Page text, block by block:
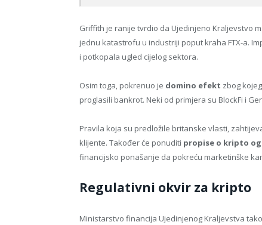
Griffith je ranije tvrdio da Ujedinjeno Kraljevstvo
jednu katastrofu u industriji poput kraha FTX-a.
i potkopala ugled cijelog sektora.
Osim toga, pokrenuo je domino efekt zbog
proglasili bankrot. Neki od primjera su BlockFi i
Pravila koja su predložile britanske vlasti,
klijente. Također će ponuditi propise o kripto
financijsko ponašanje da pokreću marketinške
Regulativni okvir za kripto
Ministarstvo financija Ujedinjenog Kraljevstva